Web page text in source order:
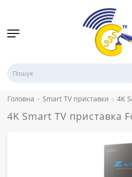
Головна Smart TV приставки 4K
4K Smart TV приставка